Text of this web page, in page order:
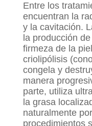
Entre los
encuentran la
y la cavitación.
la producción
firmeza de la
criolipólisis
congela y
manera
parte, utiliza
la grasa
naturalmente
procedimientos